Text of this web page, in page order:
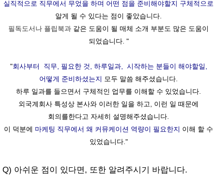
실직적으로 직무에서 무었을 하며 어떤 점을 준비해야할지 구체적으로
알게 될 수 있다는 점이 좋았습니다.
필독도서나 플립북과 같은 도움이 될 매체 소개 부분도 많은 도움이
되었습니다. "
"회사부터 직무, 필요한 것, 하루일과, 시작하는 분들이 해야할일,
어떻게 준비하셨는지 모두 말씀 해주셨습니다.
하루 일과를 들으면서 구체적인 업무를 이해할 수 있었습니다.
외국계회사 특성상 본사와 이러한 일을 하고, 이런 일 때문에
회의를한다고 자세히 설명해주셨습니다.
이 덕분에 마케팅 직무에서 왜 커뮤케이션 역량이 필요한지 이해 할 수
있었습니다."
Q) 아쉬운 점이 있다면, 또한 알려주시기 바랍니다.